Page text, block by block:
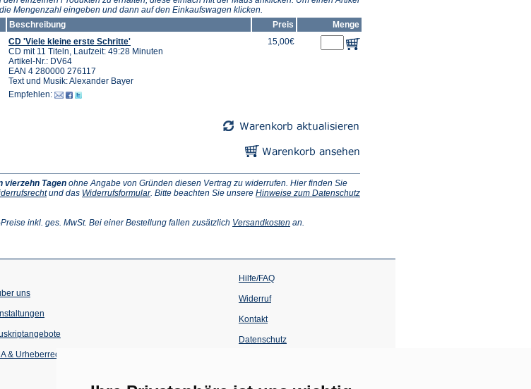
Mengenzahl eingeben und dann auf den Einkaufswagen klicken.
Beschreibung
Preis
Menge
CD 'Viele kleine erste Schritte'
CD mit 11 Titeln, Laufzeit: 49:28 Minuten
Artikel-Nr.: DV64
EAN 4 280000 276117
Text und Musik: Alexander Bayer
Empfehlen:
15,00€
vierzehn Tagen ohne Angabe von Gründen diesen Vertrag zu widerrufen. Hier finden Sie
(Öffnet
neuen
und das Widerrufsformular(Öffnet
neuen
. Bitte beachten Sie unsere Hinweise zum Datenschutz
inkl. ges. MwSt. Bei einer Bestellung fallen zusätzlich Versandkosten (Öffnet
Tab)
an.
uns
einem
Tab)
& Urheberrecht
Hilfe/FAQ
Widerruf
Kontakt
Datenschutz